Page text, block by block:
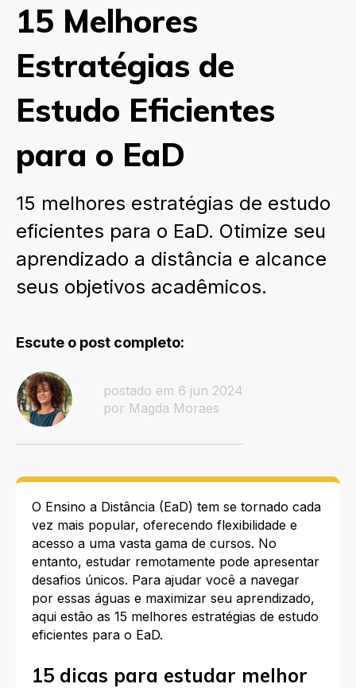
15 Melhores
Estratégias de
Estudo Eficientes
para o EaD
15 melhores estratégias de estudo
eficientes para o EaD. Otimize seu
aprendizado a distância e alcance
seus objetivos acadêmicos.
Escute o post completo:
postado em 6 jun 2024
por Magda Moraes
O Ensino a Distância (EaD) tem se tornado cada
vez mais popular, oferecendo flexibilidade e
acesso a uma vasta gama de cursos. No
entanto, estudar remotamente pode apresentar
desafios únicos. Para ajudar você a navegar
por essas águas e maximizar seu aprendizado,
aqui estão as 15 melhores estratégias de estudo
eficientes para o EaD.
15 dicas para estudar melhor